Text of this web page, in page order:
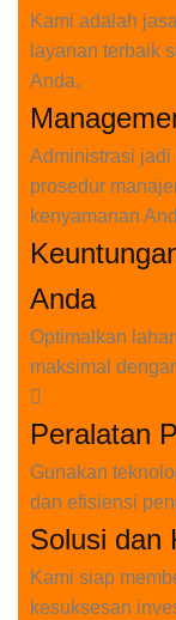
Kami adalah
layanan terbaik
Anda.
Administrasi
prosedur
kenyamanan
Anda
Optimalkan
maksimal
Peralatan
Gunakan
dan efisiensi
Solusi dan
Kami siap
kesuksesan